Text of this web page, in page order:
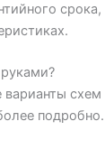
схем
подробно.